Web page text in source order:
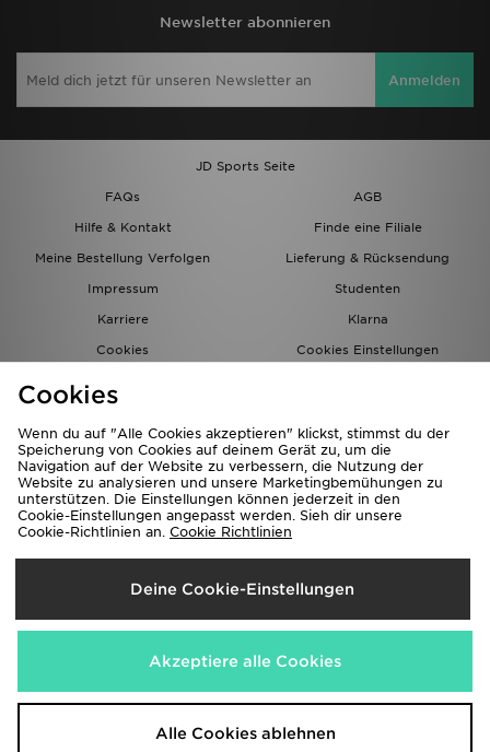
Newsletter abonnieren
Anmelden
JD Sports Seite
FAQs
AGB
Hilfe & Kontakt
Finde eine Filiale
Meine Bestellung Verfolgen
Lieferung & Rücksendung
Impressum
Studenten
Karriere
Klarna
Cookies
Cookies Einstellungen
Lieferung Nach
Deutschland
Wir akzeptieren folgende Zahlungsmethoden
Corporate Website www.jdplc.com
Cookies
Wenn du auf "Alle Cookies akzeptieren" klickst, stimmst du der
Speicherung von Cookies auf deinem Gerät zu, um die
Navigation auf der Website zu verbessern, die Nutzung der
Website zu analysieren und unsere Marketingbemühungen zu
unterstützen. Die Einstellungen können jederzeit in den
Cookie-Einstellungen angepasst werden. Sieh dir unsere
Cookie-Richtlinien an. Cookie Richtlinien
Deine Cookie-Einstellungen
Akzeptiere alle Cookies
Alle Cookies ablehnen